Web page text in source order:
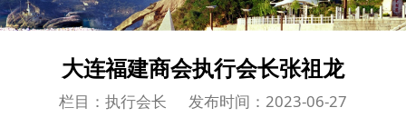
大连福建商会执行会长张祖龙
栏目：执行会长 发布时间：2023-06-27